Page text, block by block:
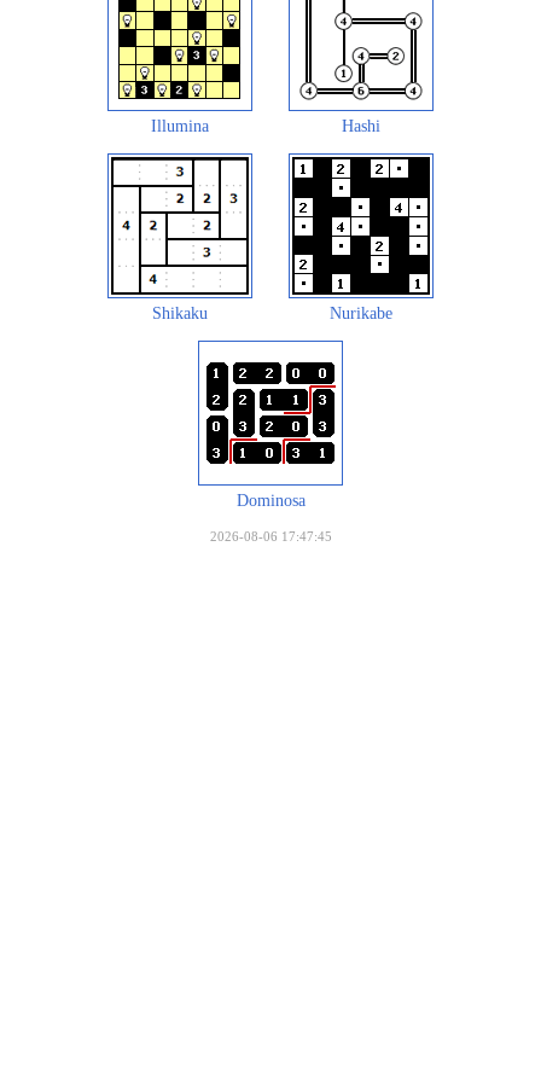
Illumina Hashi
Shikaku Nurikabe
Dominosa
2026-08-06 17:47:45